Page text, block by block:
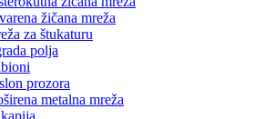
žičana mreža
za štukaturu
polja
prozora
metalna mreža